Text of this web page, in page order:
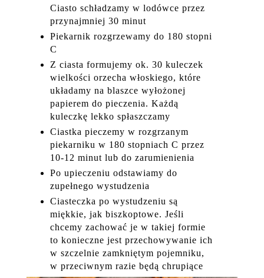
Ciasto schładzamy w lodówce przez
przynajmniej 30 minut
Piekarnik rozgrzewamy do 180 stopni
C
Z ciasta formujemy ok. 30 kuleczek
wielkości orzecha włoskiego, które
układamy na blaszce wyłożonej
papierem do pieczenia. Każdą
kuleczkę lekko spłaszczamy
Ciastka pieczemy w rozgrzanym
piekarniku w 180 stopniach C przez
10-12 minut lub do zarumienienia
Po upieczeniu odstawiamy do
zupełnego wystudzenia
Ciasteczka po wystudzeniu są
miękkie, jak biszkoptowe. Jeśli
chcemy zachować je w takiej formie
to konieczne jest przechowywanie ich
w szczelnie zamkniętym pojemniku,
w przeciwnym razie będą chrupiące